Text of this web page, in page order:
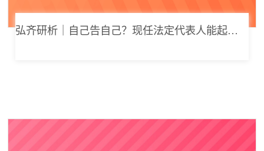
弘齐研析｜自己告自己？现任法定代表人能起诉公司索要劳动报酬吗？